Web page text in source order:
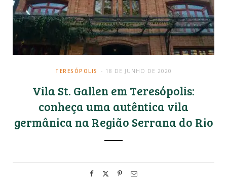
TERESÓPOLIS 18 DE JUNHO DE 2020
Vila St. Gallen em Teresópolis:
conheça uma autêntica vila
germânica na Região Serrana do Rio